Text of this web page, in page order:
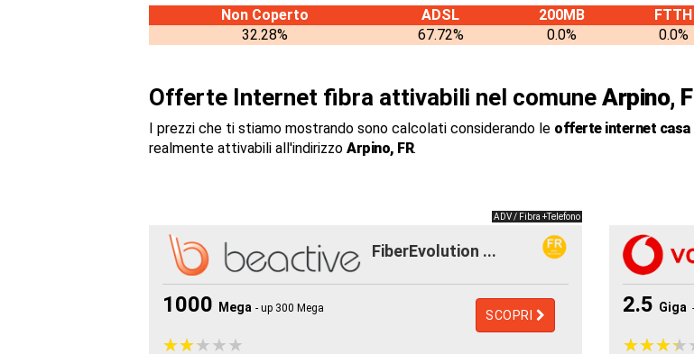
Non Coperto ADSL 200MB
FTTH
32.28%
67.72% 0.0% 0.0%
Offerte Internet fibra attivabili nel comune Arpino,
I prezzi che ti stiamo mostrando sono calcolati considerando le offerte internet casa
realmente attivabili all'indirizzo Arpino, FR.
ADV / Fibra +Telefono
FiberEvolution ...
1000 Mega - up 300 Mega SCOPRI
★★★★★
★★★★★
2.5 Giga
★★★★
★★★★